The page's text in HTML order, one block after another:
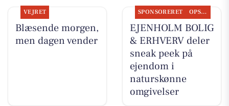
VEJRET
Blæsende morgen,
men dagen vender
SPONSORERET OPSLAGSTAVLEN
EJENHOLM BOLIG
& ERHVERV deler
sneak peek på
ejendom i
naturskønne
omgivelser